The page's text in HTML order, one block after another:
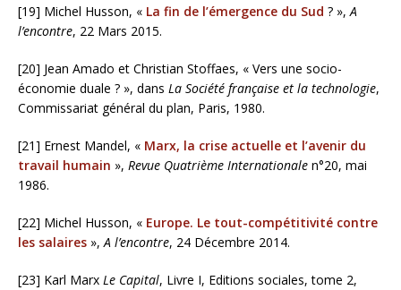
[19] Michel Husson, « La fin de l’émergence du Sud ? »,A
l’encontre, 22 Mars 2015.
[20] Jean Amado et Christian Stoffaes, « Vers une socio-
économie duale ? », dans La Société française et la technologie,
Commissariat général du plan, Paris, 1980.
[21] Ernest Mandel, « Marx, la crise actuelle et l’avenir du
travail humain », Revue Quatrième Internationale n°20, mai
1986.
[22] Michel Husson, « Europe. Le tout-compétitivité contre
les salaires »,A l’encontre, 24 Décembre 2014.
[23] Karl Marx Le Capital, Livre I, Editions sociales, tome 2,